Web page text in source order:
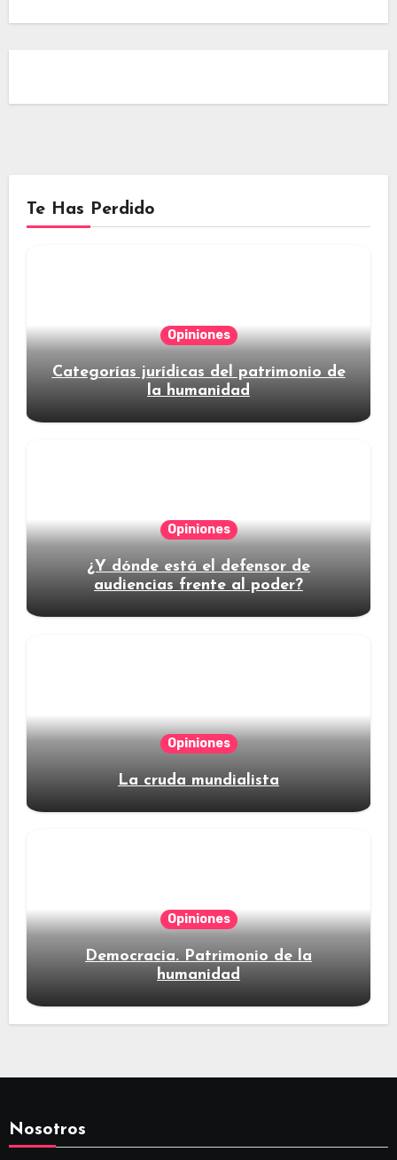
Te Has Perdido
Opiniones
Categorías jurídicas del patrimonio de
la humanidad
Opiniones
¿Y dónde está el defensor de
audiencias frente al poder?
Opiniones
La cruda mundialista
Opiniones
Democracia. Patrimonio de la
humanidad
Nosotros